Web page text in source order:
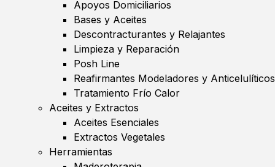
Apoyos Domiciliarios
Bases y Aceites
Descontracturantes y Relajantes
Limpieza y Reparación
Posh Line
Reafirmantes Modeladores y Anticelulíticos
Tratamiento Frío Calor
Aceites y Extractos
Aceites Esenciales
Extractos Vegetales
Herramientas